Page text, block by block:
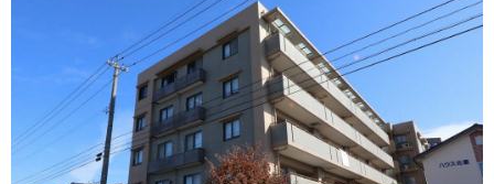
つなぐ不動産株式会社が選ばれる理由
COMPANY
会社案内